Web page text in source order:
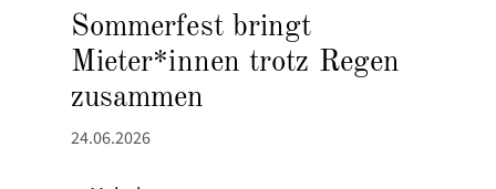
Sommerfest bringt
Mieter*innen trotz Regen
zusammen
24.06.2026